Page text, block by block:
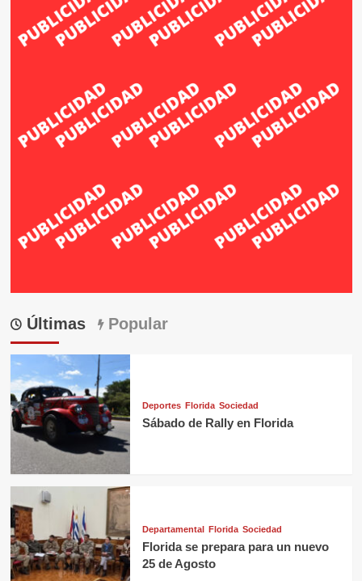
Últimas Popular
Deportes Florida Sociedad
Sábado de Rally en Florida
Departamental Florida Sociedad
Florida se prepara para un nuevo
25 de Agosto